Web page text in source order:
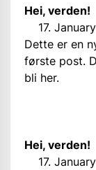
Hei, verden!
17.
Dette er en
første post.
bli her.
Hei, verden!
17.